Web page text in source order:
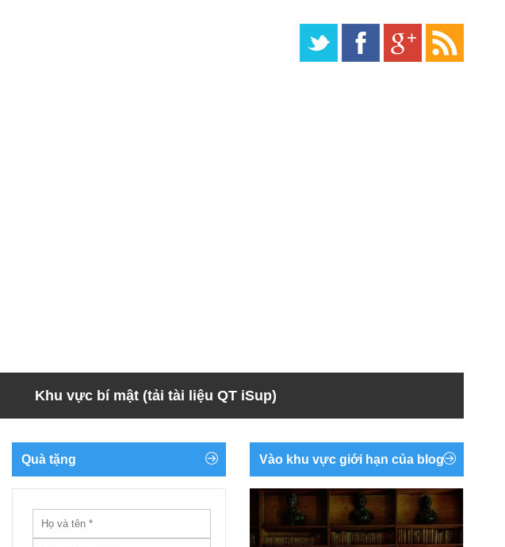
Khu vực bí mật (tải tài liệu QT iSup)
Quà tặng Vào khu vực giới hạn của blog